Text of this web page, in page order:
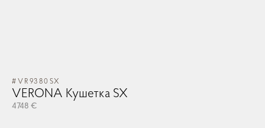
#VR9380SX
VERONA Кушетка SX
4748 €